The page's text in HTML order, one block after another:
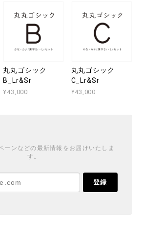
丸丸ゴシック
B_Lr&Sr
¥43,000
丸丸ゴシック
C_Lr&Sr
¥43,000
ーンなどの最新情報をお届けいたしま
す。
登録